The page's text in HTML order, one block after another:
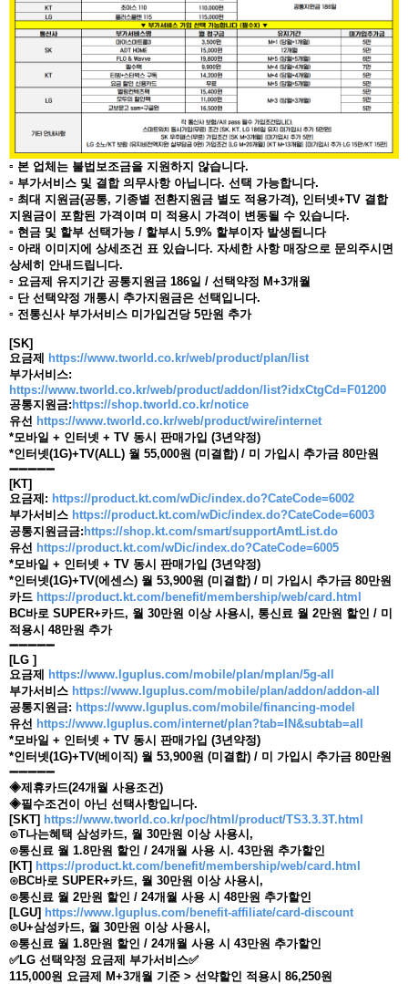
▫ 본 업체는 불법보조금을 지원하지 않습니다.
▫ 부가서비스 및 결합 의무사항 아닙니다. 선택 가능합니다.
▫ 최대 지원금(공통, 기종별 전환지원금 별도 적용가격), 인터넷+TV 결합
지원금이 포함된 가격이며 미 적용시 가격이 변동될 수 있습니다.
▫ 현금 및 할부 선택가능 / 할부시 5.9% 할부이자 발생됩니다
▫ 아래 이미지에 상세조건 표 있습니다. 자세한 사항 매장으로 문의주시면
상세히 안내드립니다.
▫ 요금제 유지기간 공통지원금 186일 / 선택약정 M+3개월
▫ 단 선택약정 개통시 추가지원금은 선택입니다.
▫ 전통신사 부가서비스 미가입건당 5만원 추가
[SK]
요금제 https://www.tworld.co.kr/web/product/plan/list
부가서비스:
https://www.tworld.co.kr/web/product/addon/list?idxCtgCd=F01200
공통지원금:https://shop.tworld.co.kr/notice
유선 https://www.tworld.co.kr/web/product/wire/internet
*모바일 + 인터넷 + TV 동시 판매가입 (3년약정)
*인터넷(1G)+TV(ALL) 월 55,000원 (미결합) / 미 가입시 추가금 80만원
➖➖➖➖➖
[KT]
요금제: https://product.kt.com/wDic/index.do?CateCode=6002
부가서비스 https://product.kt.com/wDic/index.do?CateCode=6003
공통지원금금:https://shop.kt.com/smart/supportAmtList.do
유선 https://product.kt.com/wDic/index.do?CateCode=6005
*모바일 + 인터넷 + TV 동시 판매가입 (3년약정)
*인터넷(1G)+TV(에센스) 월 53,900원 (미결합) / 미 가입시 추가금 80만원
카드 https://product.kt.com/benefit/membership/web/card.html
BC바로 SUPER+카드, 월 30만원 이상 사용시, 통신료 월 2만원 할인 / 미
적용시 48만원 추가
➖➖➖➖➖
[LG ]
요금제 https://www.lguplus.com/mobile/plan/mplan/5g-all
부가서비스 https://www.lguplus.com/mobile/plan/addon/addon-all
공통지원금: https://www.lguplus.com/mobile/financing-model
유선 https://www.lguplus.com/internet/plan?tab=IN&subtab=all
*모바일 + 인터넷 + TV 동시 판매가입 (3년약정)
*인터넷(1G)+TV(베이직) 월 53,900원 (미결합) / 미 가입시 추가금 80만원
➖➖➖➖➖
◈제휴카드(24개월 사용조건)
◈필수조건이 아닌 선택사항입니다.
[SKT] https://www.tworld.co.kr/poc/html/product/TS3.3.3T.html
⊙T나는혜택 삼성카드, 월 30만원 이상 사용시,
⊙통신료 월 1.8만원 할인 / 24개월 사용 시. 43만원 추가할인
[KT] https://product.kt.com/benefit/membership/web/card.html
⊙BC바로 SUPER+카드, 월 30만원 이상 사용시,
⊙통신료 월 2만원 할인 / 24개월 사용 시 48만원 추가할인
[LGU] https://www.lguplus.com/benefit-affiliate/card-discount
⊙U+삼성카드, 월 30만원 이상 사용시,
⊙통신료 월 1.8만원 할인 / 24개월 사용 시 43만원 추가할인
✅LG 선택약정 요금‍제 부가서비스✅
115,000원 요금제 M+3개월 기준 > 선약할인 적용시 86,250원